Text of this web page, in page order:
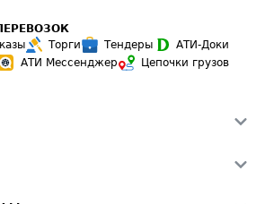
Торги Тендеры
АТИ-Доки
АТИ Мессенджер
Цепочки грузов